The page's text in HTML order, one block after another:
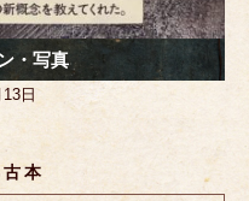
・写真
日
本